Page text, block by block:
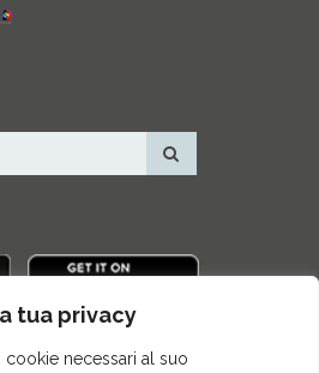
tua privacy
cookie necessari al suo
|Mappa del sito |Credits